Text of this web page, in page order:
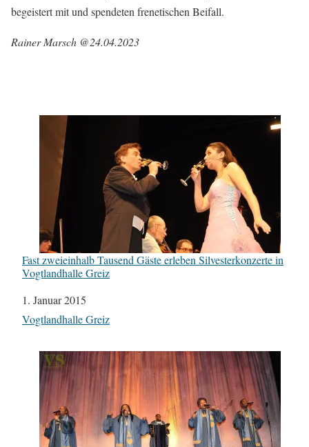
begeistert mit und spendeten frenetischen Beifall.
Rainer Marsch @24.04.2023
Fast zweieinhalb Tausend Gäste erleben Silvesterkonzerte in
Vogtlandhalle Greiz
Datum
1. Januar 2015
In Bezug auf
Vogtlandhalle Greiz